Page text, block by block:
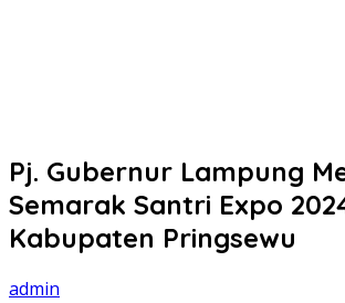
Pj. Gubernur Lampung
Semarak Santri Expo
Kabupaten Pringsewu
admin